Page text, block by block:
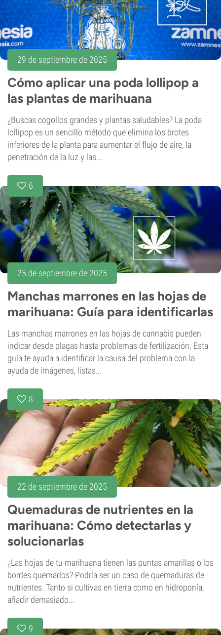
29 de septiembre de 2025
Cómo aplicar una poda lollipop a
las plantas de marihuana
¿Buscas cogollos grandes y plantas saludables? La poda
lollipop es un sencillo método que elimina los brotes
inferiores de la planta para aumentar el flujo de aire, la
penetración de la luz y las...
6
25 de septiembre de 2025
Manchas marrones en las hojas de
marihuana: Guía para identificarlas
Las manchas marrones en las hojas de cannabis pueden
indicar desde plagas hasta problemas de fertilización. Esta
guía te ayuda a identificar la causa del problema con la
ayuda de imágenes, listas...
8
22 de septiembre de 2025
Quemaduras de nutrientes en la
marihuana: Cómo detectarlas y
solucionarlas
¿Las hojas de tu marihuana tienen las puntas amarillas o los
bordes quemados? Podría ser un caso de quemaduras de
nutrientes. Tanto si cultivas en tierra como en hidroponía,
añadir demasiado...
9